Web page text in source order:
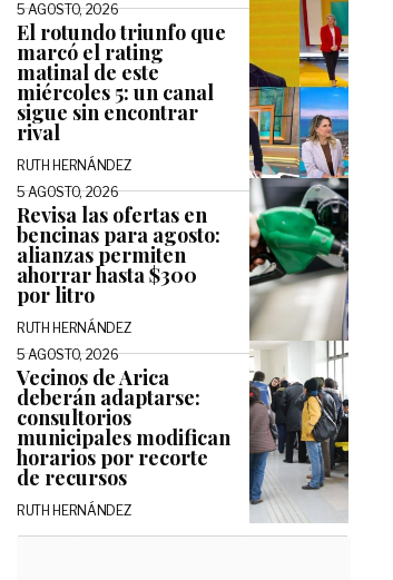
5 AGOSTO, 2026
El rotundo triunfo que
marcó el rating
matinal de este
miércoles 5: un canal
sigue sin encontrar
rival
RUTH HERNÁNDEZ
5 AGOSTO, 2026
Revisa las ofertas en
bencinas para agosto:
alianzas permiten
ahorrar hasta $300
por litro
RUTH HERNÁNDEZ
5 AGOSTO, 2026
Vecinos de Arica
deberán adaptarse:
consultorios
municipales modifican
horarios por recorte
de recursos
RUTH HERNÁNDEZ